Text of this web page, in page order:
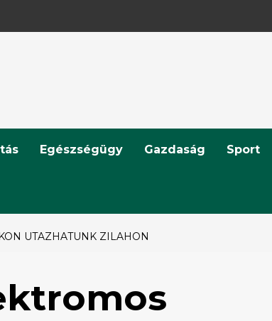
Egészségügy Gazdaság Sport
UTAZHATUNK ZILAHON